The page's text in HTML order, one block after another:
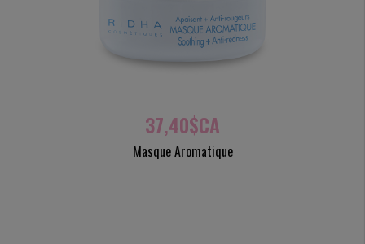
37,40$CA
Masque Aromatique